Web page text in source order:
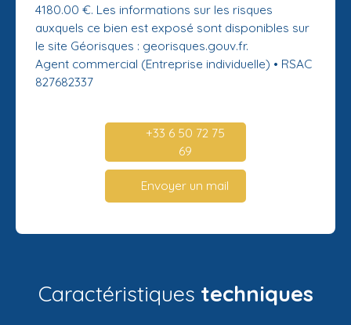
4180.00 €. Les informations sur les risques
auxquels ce bien est exposé sont disponibles sur
le site Géorisques : georisques.gouv.fr.
Agent commercial (Entreprise individuelle) • RSAC
827682337
+33 6 50 72 75
69
Envoyer un mail
Caractéristiques techniques